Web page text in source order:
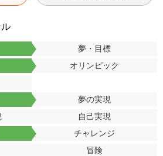
夢・目標
オリンピック
夢の実現
自己実現
チャレンジ
冒険